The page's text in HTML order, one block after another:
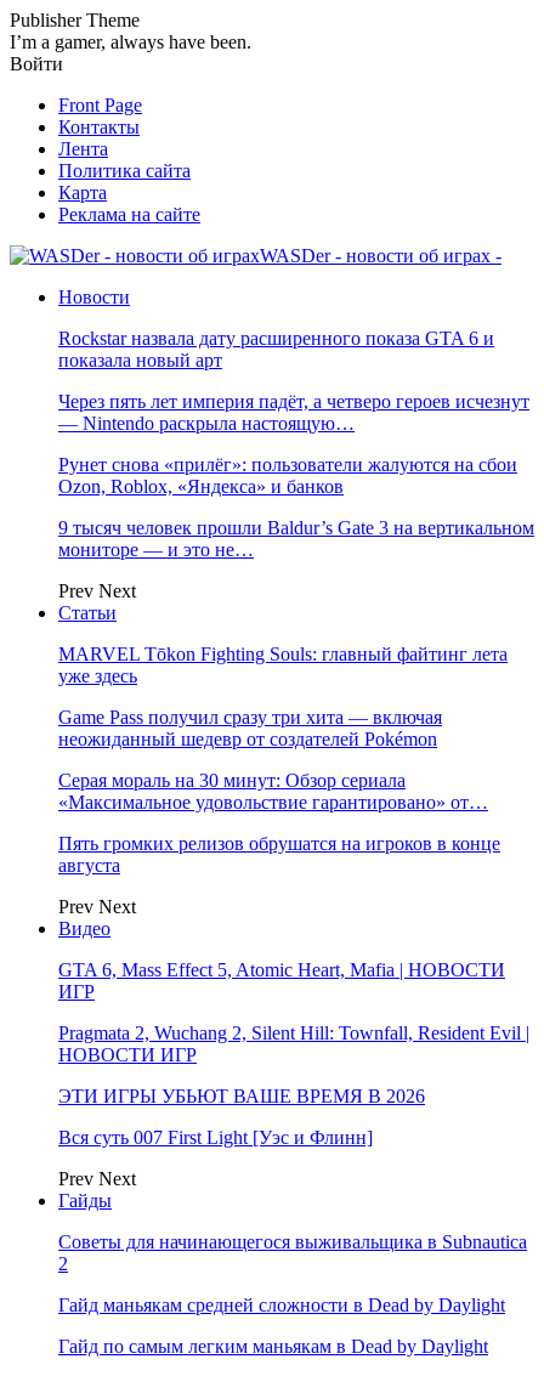
Publisher Theme
I’m a gamer, always have been.
Войти
Front Page
Контакты
Лента
Политика сайта
Карта
Реклама на сайте
WASDer - новости об играх -
Новости
Rockstar назвала дату расширенного показа GTA 6 и
показала новый арт
Через пять лет империя падёт, а четверо героев исчезнут
— Nintendo раскрыла настоящую…
Рунет снова «прилёг»: пользователи жалуются на сбои
Ozon, Roblox, «Яндекса» и банков
9 тысяч человек прошли Baldur’s Gate 3 на вертикальном
мониторе — и это не…
Prev Next
Статьи
MARVEL Tōkon Fighting Souls: главный файтинг лета
уже здесь
Game Pass получил сразу три хита — включая
неожиданный шедевр от создателей Pokémon
Серая мораль на 30 минут: Обзор сериала
«Максимальное удовольствие гарантировано» от…
Пять громких релизов обрушатся на игроков в конце
августа
Prev Next
Видео
GTA 6, Mass Effect 5, Atomic Heart, Mafia | НОВОСТИ
ИГР
Pragmata 2, Wuchang 2, Silent Hill: Townfall, Resident Evil |
НОВОСТИ ИГР
ЭТИ ИГРЫ УБЬЮТ ВАШЕ ВРЕМЯ В 2026
Вся суть 007 First Light [Уэс и Флинн]
Prev Next
Гайды
Советы для начинающегося выживальщика в Subnautica
2
Гайд маньякам средней сложности в Dead by Daylight
Гайд по самым легким маньякам в Dead by Daylight